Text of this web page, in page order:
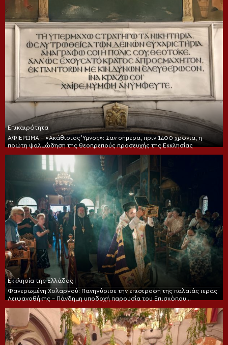
Επικαιρότητα
ΑΦΙΕΡΩΜΑ – «Ακάθιστος Ύμνος»: Σαν σήμερα, πριν 1400 χρόνια, η
πρώτη ψαλμώδηση της θεοπρεπούς προσευχής της Εκκλησίας
Εκκλησία της Ελλάδος
Φανερωμένη Χολαργού: Πανηγύρισε την επιστροφή της παλαιάς ιεράς
Λειψανοθήκης – Πάνδημη υποδοχή παρουσία του Επισκόπου